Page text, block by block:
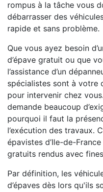
rompus à la tâche vous
débarrasser des
rapide et sans problème.
Que vous ayez besoin
d’épave gratuit ou que
l’assistance d’un
spécialistes sont à votre
pour intervenir chez
demande beaucoup
pourquoi il faut la
l’exécution des travaux.
épavistes d’Ile-de-
gratuits rendus avec
Par définition, les
d’épaves dès lors qu'ils